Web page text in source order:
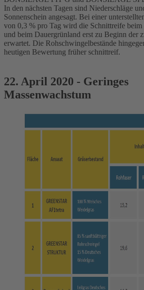
In den nächsten Tagen sind Niederschläge
Sonnenschein angesagt. Bei einer
von 0,3 % pro Tag wird die Schnittreife beim
und beim Dauergrünland erst zu Beginn der
erwartet. Die Rohschwingelbestände
heutigen Bewertung früher schnittreif.
22. April 2020 - Geringes
Massenwachstum